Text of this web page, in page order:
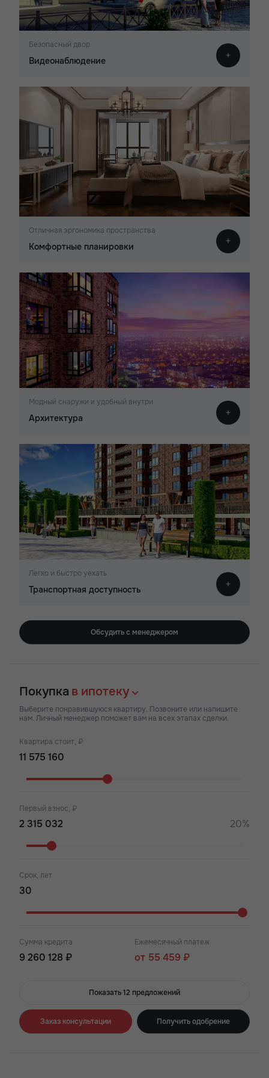
Безопасный двор
Видеонаблюдение
Отличная эргономика пространства
Комфортные планировки
Модный снаружи и удобный внутри
Архитектура
Легко и быстро уехать
Транспортная доступность
Обсудить с менеджером
Покупка в ипотеку
Выберите понравившуюся квартиру. Позвоните или напишите
нам. Личный менеджер поможет вам на всех этапах сделки.
Квартира стоит, ₽
Первый взнос, ₽
20%
Срок, лет
Сумма кредита
9 260 128 ₽
Ежемесячный платеж
от 55 459 ₽
Показать 12 предложений
Заказ консультации Получить одобрение